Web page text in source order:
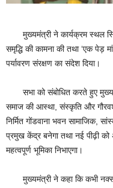
मुख्यमंत्री ने कार्यक्रम स्थल
समृद्धि की कामना की तथा ‘एक पेड़
पर्यावरण संरक्षण का संदेश दिया।
सभा को संबोधित करते हुए
समाज की आस्था, संस्कृति और
निर्मित गोंडवाना भवन सामाजिक,
प्रमुख केंद्र बनेगा तथा नई पीढ़ी
महत्वपूर्ण भूमिका निभाएगा।
मुख्यमंत्री ने कहा कि कभी